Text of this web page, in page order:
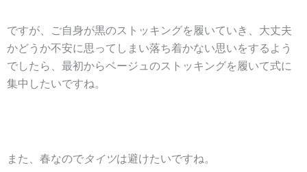
ですが、ご自身が黒のストッキングを履いていき、大丈夫
かどうか不安に思ってしまい落ち着かない思いをするよう
でしたら、最初からベージュのストッキングを履いて式に
集中したいですね。
また、春なのでタイツは避けたいですね。